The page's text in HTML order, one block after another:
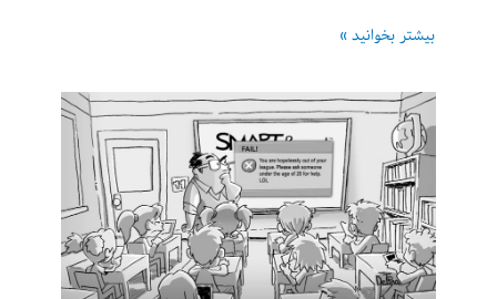
کارکنان
از
بند
بوروکراسی
رها
کنید
بیشتر بخوانید »